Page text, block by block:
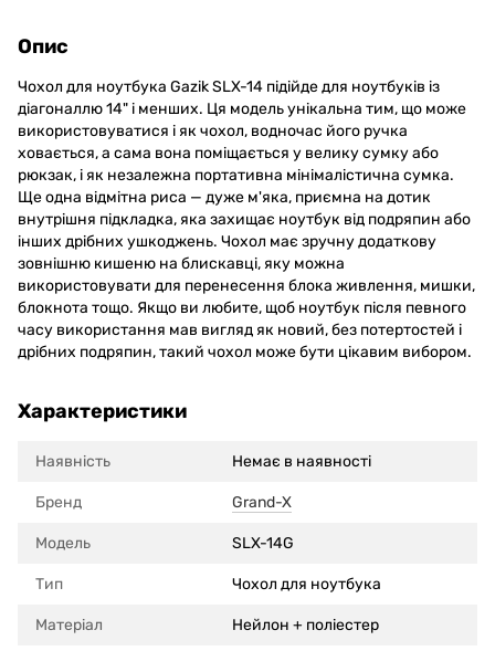
Опис
Чохол для ноутбука Gazik SLX-14 підійде для ноутбуків із
діагоналлю 14" і менших. Ця модель унікальна тим, що може
використовуватися і як чохол, водночас його ручка
ховається, а сама вона поміщається у велику сумку або
рюкзак, і як незалежна портативна мінімалістична сумка.
Ще одна відмітна риса — дуже м'яка, приємна на дотик
внутрішня підкладка, яка захищає ноутбук від подряпин або
інших дрібних ушкоджень. Чохол має зручну додаткову
зовнішню кишеню на блискавці, яку можна
використовувати для перенесення блока живлення, мишки,
блокнота тощо. Якщо ви любите, щоб ноутбук після певного
часу використання мав вигляд як новий, без потертостей і
дрібних подряпин, такий чохол може бути цікавим вибором.
Характеристики
Наявність Немає в наявності
Бренд Grand-X
Модель SLX-14G
Тип Чохол для ноутбука
Матеріал Нейлон + поліестер